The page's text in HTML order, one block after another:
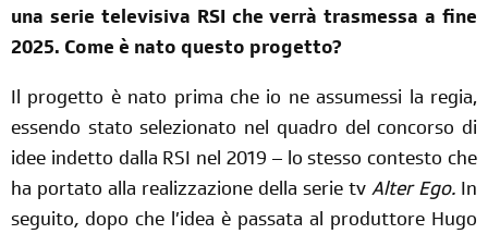
una serie televisiva RSI che verrà trasmessa a fine
2025. Come è nato questo progetto?
Il progetto è nato prima che io ne assumessi la regia,
essendo stato selezionato nel quadro del concorso di
idee indetto dalla RSI nel 2019 – lo stesso contesto che
ha portato alla realizzazione della serie tv Alter Ego. In
seguito, dopo che l’idea è passata al produttore Hugo